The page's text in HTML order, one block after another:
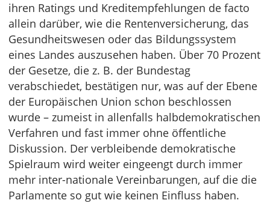
ihren Ratings und Kreditempfehlungen de facto
allein darüber, wie die Rentenversicherung, das
Gesundheitswesen oder das Bildungssystem
eines Landes auszusehen haben. Über 70 Prozent
der Gesetze, die z. B. der Bundestag
verabschiedet, bestätigen nur, was auf der Ebene
der Europäischen Union schon beschlossen
wurde – zumeist in allenfalls halbdemokratischen
Verfahren und fast immer ohne öffentliche
Diskussion. Der verbleibende demokratische
Spielraum wird weiter eingeengt durch immer
mehr inter-nationale Vereinbarungen, auf die die
Parlamente so gut wie keinen Einfluss haben.